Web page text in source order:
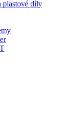
plastové díly